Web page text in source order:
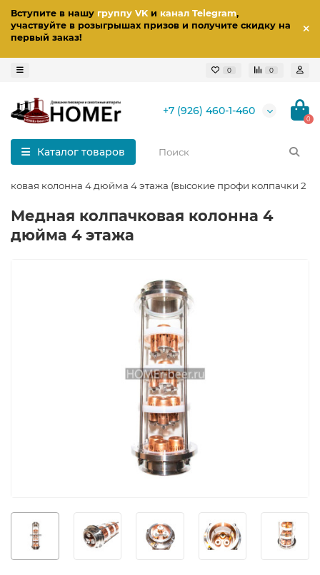
Вступите в нашу группу VKи канал Telegram,
участвуйте в розыгрышах призов и получите скидку на
первый заказ!
0 0
+7 (926) 460-1-460
0
Каталог товаров
колонна 4 дюйма 4 этажа (высокие профи колпачки 2 в
Медная колпачковая колонна 4
дюйма 4 этажа